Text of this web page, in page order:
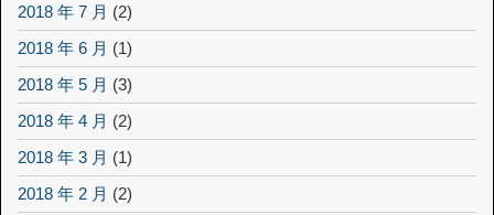
2018 年 7 月 (2)
2018 年 6 月 (1)
2018 年 5 月 (3)
2018 年 4 月 (2)
2018 年 3 月 (1)
2018 年 2 月 (2)